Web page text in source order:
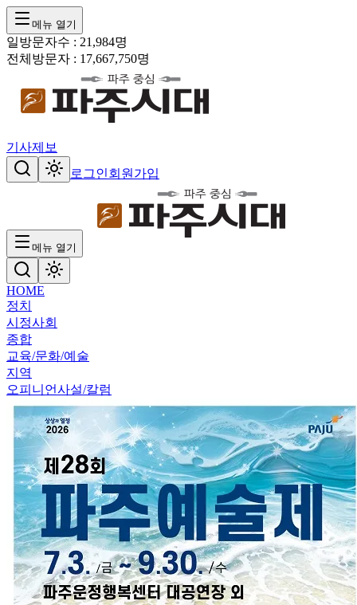
메뉴 열기
일방문자수 : 21,984명
전체방문자 : 17,667,750명
기사제보
로그인회원가입
메뉴 열기
HOME
정치
시정사회
종합
교육/문화/예술
지역
오피니언사설/칼럼